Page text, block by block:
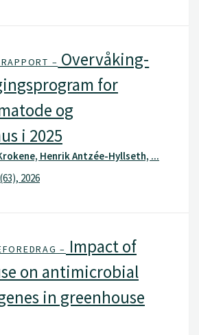
– Overvåking-
for
og
i 2025
Henrik Antzée-Hyllseth, ...
2026
– Impact of
on antimicrobial
in greenhouse